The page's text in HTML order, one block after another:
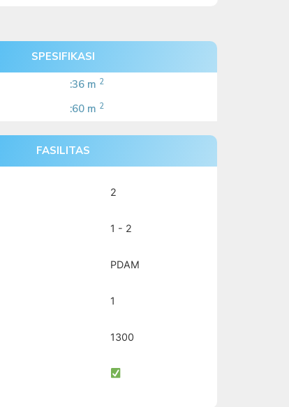
SPESIFIKASI
:36 m 2
:60 m 2
FASILITAS
2
1 - 2
PDAM
1
1300